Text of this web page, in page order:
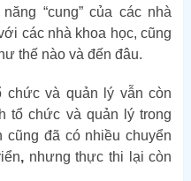
“cung” của các nhà
các nhà khoa học, cũng
thế nào và đến đâu.
và quản lý vẫn còn
tổ chức và quản lý trong
cũng đã có nhiều chuyển
, nhưng thực thi lại còn